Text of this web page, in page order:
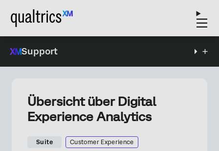
Support
Übersicht über Digital
Experience Analytics
Suite Customer Experience